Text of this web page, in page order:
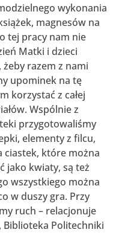
wykonania
magnesów na
tej pracy nam nie
Matki i dzieci
razem z nami
upominek na tę
korzystać z całej
Wspólnie z
przygotowaliśmy
elementy z filcu,
ciastek, które można
jako kwiaty, są też
wszystkiego można
w duszy gra. Przy
ruch – relacjonuje
Biblioteka Politechniki